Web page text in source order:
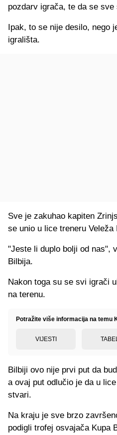
pozdarv igrača, te da se
Ipak, to se nije desilo, nego
igrališta.
Sve je zakuhao kapiten
se unio u lice treneru Veleža
"Jeste li duplo bolji od nas",
Bilbija.
Nakon toga su se svi igrači
na terenu.
Potražite više informacija na temu
VIJESTI
Bilbiji ovo nije prvi put da
a ovaj put odlučio je da u
stvari.
Na kraju je sve brzo
podigli trofej osvajača Kupa